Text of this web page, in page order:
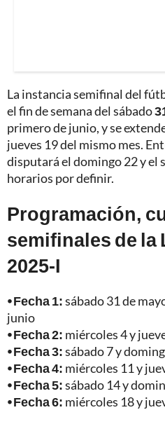
La instancia semifinal del
el fin de semana del sábado
primero de junio, y se
jueves 19 del mismo mes.
disputará el domingo 22 y el
horarios por definir.
Programación,
semifinales de la
2025-I
⦁ Fecha 1:sábado 31 de
junio
⦁ Fecha 2: miércoles 4 y
⦁ Fecha 3:sábado 7 y
⦁ Fecha 4: miércoles 11 y
⦁ Fecha 5:sábado 14 y
⦁ Fecha 6: miércoles 18 y